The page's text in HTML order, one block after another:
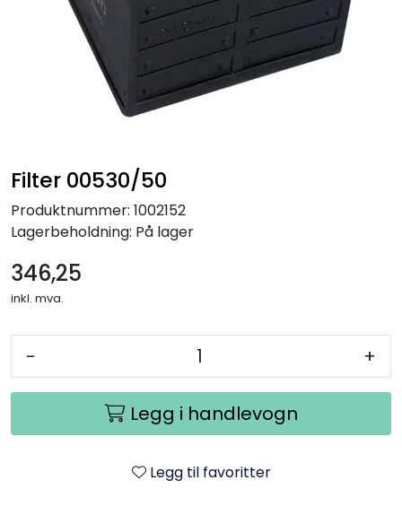
Filter 00530/50
Produktnummer: 1002152
Lagerbeholdning: På lager
346,25
inkl. mva.
- +
Legg i handlevogn
Legg til favoritter